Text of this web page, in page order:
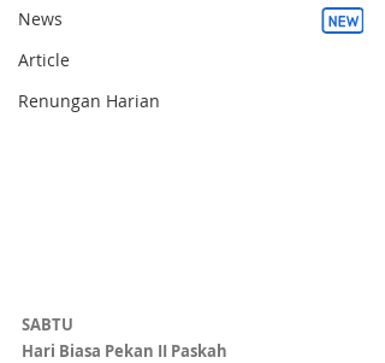
News
Article
Renungan Harian
SABTU
Hari Biasa Pekan II Paskah